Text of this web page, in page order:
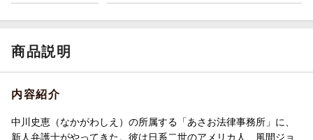
商品説明
内容紹介
中川史恵（なかがわしえ）の所属する「あさお法律事務所」に、
新人弁護士がやってきた。彼は日系二世のアメリカ人、風間ジョ